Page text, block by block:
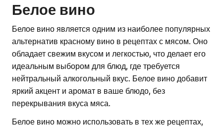
Белое вино
Белое вино является одним из наиболее популярных
альтернатив красному вино в рецептах с мясом. Оно
обладает свежим вкусом и легкостью, что делает его
идеальным выбором для блюд, где требуется
нейтральный алкогольный вкус. Белое вино добавит
яркий акцент и аромат в ваше блюдо, без
перекрывания вкуса мяса.
Белое вино можно использовать в тех же рецептах,